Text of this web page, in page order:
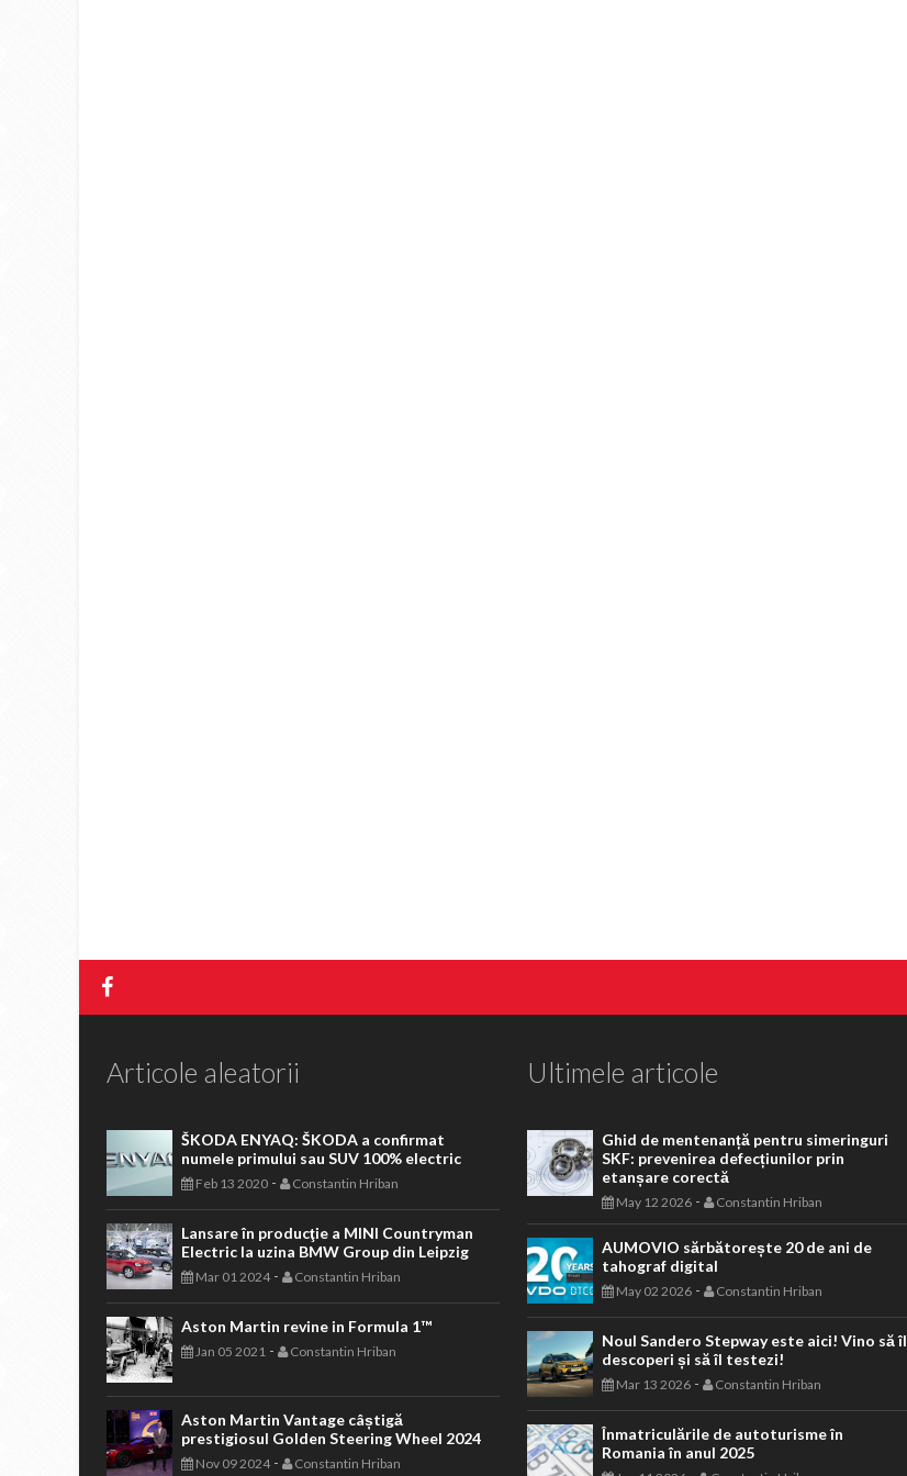
Articole aleatorii
ŠKODA ENYAQ: ŠKODA a confirmat
numele primului sau SUV 100% electric
Feb 13 2020 - Constantin Hriban
Lansare în producţie a MINI Countryman
Electric la uzina BMW Group din Leipzig
Mar 01 2024- Constantin Hriban
Aston Martin revine in Formula 1™
Jan 05 2021 - Constantin Hriban
Aston Martin Vantage câștigă
prestigiosul Golden Steering Wheel 2024
Nov 09 2024- Constantin Hriban
Ultimele articole
Ghid de mentenanță pentru simeringuri
SKF: prevenirea defecțiunilor prin
etanșare corectă
May 12 2026 - Constantin Hriban
AUMOVIO sărbătorește 20 de ani de
tahograf digital
May 02 2026 - Constantin Hriban
Noul Sandero Stepway este aici! Vino să îl
descoperi și să îl testezi!
Mar 13 2026 - Constantin Hriban
Înmatriculările de autoturisme în
Romania în anul 2025